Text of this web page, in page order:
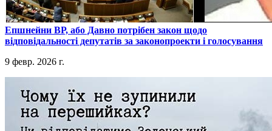
​Епшнейни ВР, або Давно потрібен закон щодо
відповідальності депутатів за законопроекти і голосування
9 февр. 2026 г.